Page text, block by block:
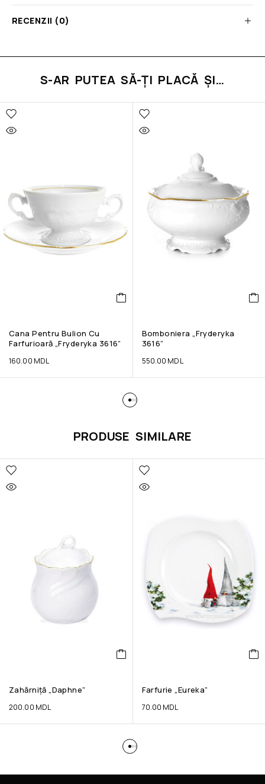
RECENZII (0)
S-AR PUTEA SĂ-ȚI PLACĂ ȘI…
Cana Pentru Bulion Cu
Farfurioară „Fryderyka 3616”
160.00 MDL
Bomboniera „Fryderyka
3616”
550.00 MDL
PRODUSE SIMILARE
Zahărniță „Daphne”
200.00 MDL
Farfurie „Eureka”
70.00 MDL